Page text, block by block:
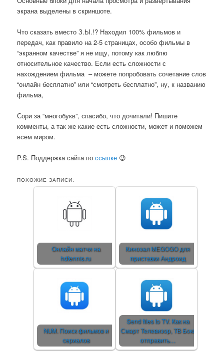
экрана выделены в скриншоте.
Что сказать вместо З.Ы.!? Находил 100% фильмов и
передач, как правило на 2-5 страницах, особо фильмы в
“экранном качестве” я не ищу, потому как люблю
относительное качество. Если есть сложности с
нахождением фильма – можете попробовать сочетание слов
“онлайн бесплатно” или “смотреть бесплатно”, ну, к названию
фильма,
Сори за “многобукв”, спасибо, что дочитали! Пишите
комменты, а так же какие есть сложности, может и поможем
всем миром.
P.S. Поддержка сайта по ссылке 😉
ПОХОЖИЕ ЗАПИСИ:
Онлайн матчи на
hdtennis.ru
Кинозал MEGOGO для
приставки Андроид
NUM. Поиск фильмов и
сериалов
Send files to TV. Как на
Смарт Телевизор, ТВ Бокс
отправить…